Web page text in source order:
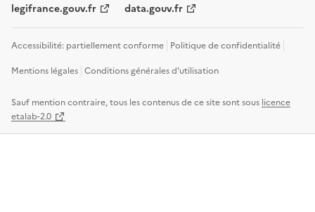
legifrance.gouv.fr data.gouv.fr
Accessibilité: partiellement conforme Politique de confidentialité
Mentions légales Conditions générales d'utilisation
Sauf mention contraire, tous les contenus de ce site sont sous licence
etalab-2.0